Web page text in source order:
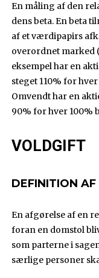
En måling af den
dens beta. En beta
af et værdipapirs
overordnet marked
eksempel har en
steget 110% for
Omvendt har en
90% for hver 100%
VOLDGIFT
DEFINITION
En afgørelse af en
foran en domstol
som parterne i
særlige personer